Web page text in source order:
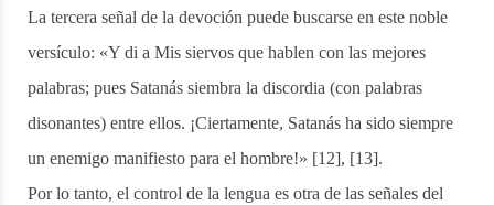
La tercera señal de la devoción puede buscarse en este noble
versículo: «Y di a Mis siervos que hablen con las mejores
palabras; pues Satanás siembra la discordia (con palabras
disonantes) entre ellos. ¡Ciertamente, Satanás ha sido siempre
un enemigo manifiesto para el hombre!» [12], [13].
Por lo tanto, el control de la lengua es otra de las señales del